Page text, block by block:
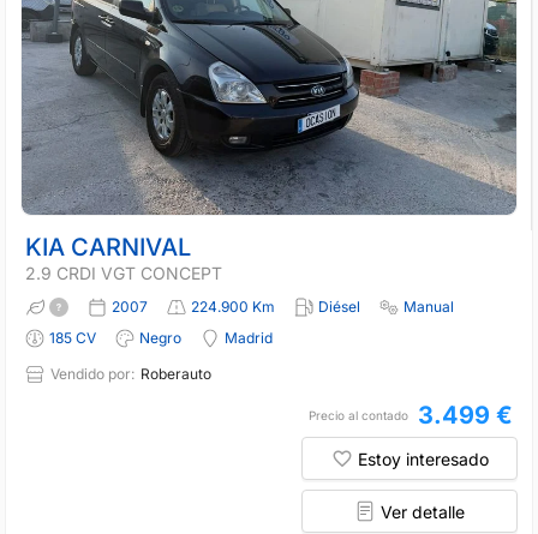
KIA CARNIVAL
2.9 CRDI VGT CONCEPT
2007 224.900 Km Diésel
Manual
185 CV
Negro
Madrid
Vendido por: Roberauto
Precio al contado 3.499 €
Estoy interesado
Ver detalle